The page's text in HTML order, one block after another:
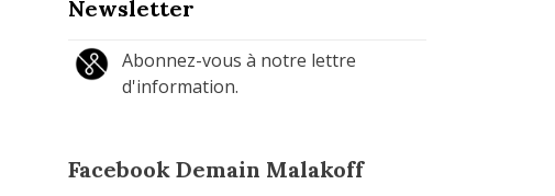
Newsletter
Abonnez-vous à notre lettre
d'information.
Facebook Demain Malakoff